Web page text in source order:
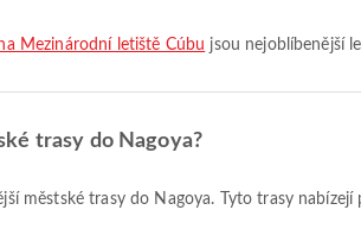
Mezinárodní letiště Čúbu jsou nejoblíbenější
trasy do Nagoya?
městské trasy do Nagoya. Tyto trasy